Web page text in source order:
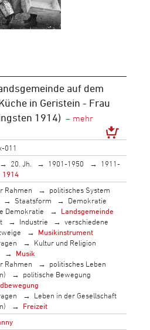
auf dem
in Geristein - Frau
1914)
011
20. Jh. 1901-1950
1911-
1914
Rahmen
politisches System
Staatsform
Demokratie
Demokratie
Landsgemeinde
Industrie
verschiedene
Musikinstrument
Kultur und Religion
Musik
Rahmen
politisches Leben
politische Bewegung
Leben in der Gesellschaft
Freizeit